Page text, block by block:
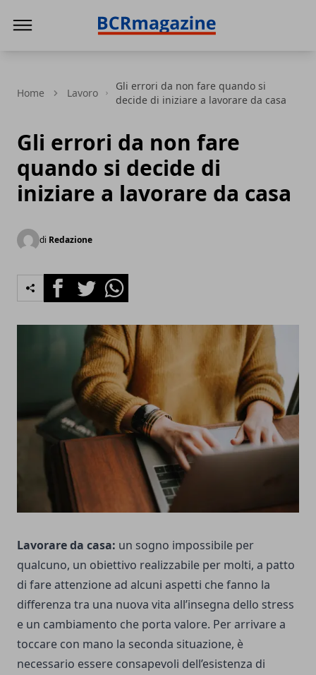
Home Lavoro
Gli errori da non fare quando si
decide di iniziare a lavorare da casa
Gli errori da non fare
quando si decide di
iniziare a lavorare da casa
di Redazione
FacebookTwitterWhatsapp
Lavorare da casa: un sogno impossibile per
qualcuno, un obiettivo realizzabile per molti, a patto
di fare attenzione ad alcuni aspetti che fanno la
differenza tra una nuova vita all’insegna dello stress
e un cambiamento che porta valore. Per arrivare a
toccare con mano la seconda situazione, è
necessario essere consapevoli dell’esistenza di